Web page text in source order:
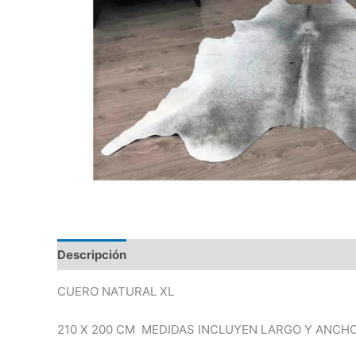
Descripción
CUERO NATURAL XL
210 X 200 CM MEDIDAS INCLUYEN LARGO Y